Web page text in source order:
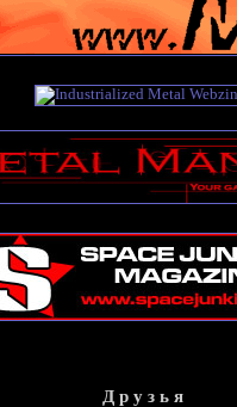
Д р у з ь я